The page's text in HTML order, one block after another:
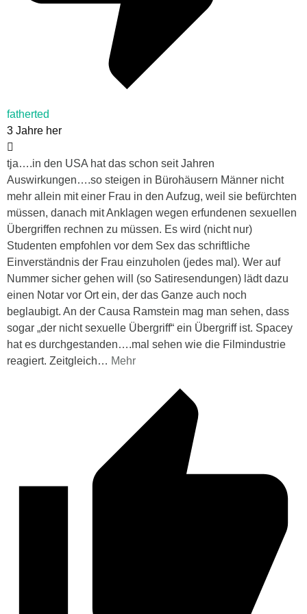
fatherted
3 Jahre her
tja….in den USA hat das schon seit Jahren
Auswirkungen….so steigen in Bürohäusern Männer nicht
mehr allein mit einer Frau in den Aufzug, weil sie befürchten
müssen, danach mit Anklagen wegen erfundenen sexuellen
Übergriffen rechnen zu müssen. Es wird (nicht nur)
Studenten empfohlen vor dem Sex das schriftliche
Einverständnis der Frau einzuholen (jedes mal). Wer auf
Nummer sicher gehen will (so Satiresendungen) lädt dazu
einen Notar vor Ort ein, der das Ganze auch noch
beglaubigt. An der Causa Ramstein mag man sehen, dass
sogar „der nicht sexuelle Übergriff“ ein Übergriff ist. Spacey
hat es durchgestanden….mal sehen wie die Filmindustrie
reagiert. Zeitgleich… Mehr